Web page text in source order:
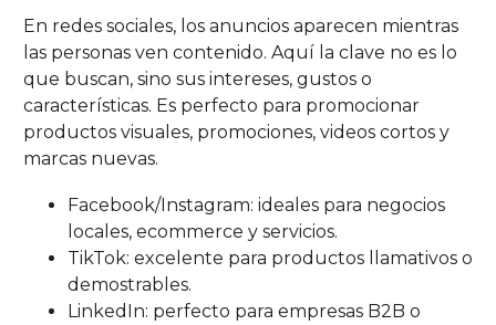
En redes sociales, los anuncios aparecen mientras
las personas ven contenido. Aquí la clave no es lo
que buscan, sino sus intereses, gustos o
características. Es perfecto para promocionar
productos visuales, promociones, videos cortos y
marcas nuevas.
Facebook/Instagram: ideales para negocios
locales, ecommerce y servicios.
TikTok: excelente para productos llamativos o
demostrables.
LinkedIn: perfecto para empresas B2B o